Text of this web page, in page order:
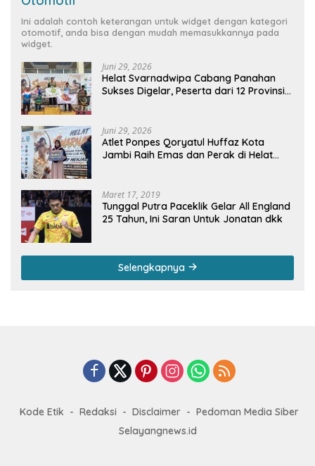
Ini adalah contoh keterangan untuk widget dengan kategori
otomotif, anda bisa dengan mudah memasukkannya pada
widget.
Juni 29, 2026
Helat Svarnadwipa Cabang Panahan
Sukses Digelar, Peserta dari 12 Provinsi
Juni 29, 2026
Atlet Ponpes Qoryatul Huffaz Kota
Jambi Raih Emas dan Perak di Helat
Maret 17, 2019
Tunggal Putra Paceklik Gelar All England
25 Tahun, Ini Saran Untuk Jonatan dkk
Selengkapnya
Kode Etik Redaksi Disclaimer
Pedoman Media Siber
Selayangnews.id